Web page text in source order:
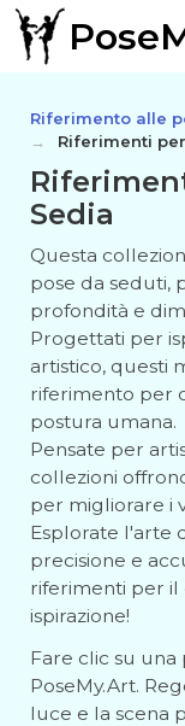
Riferimento alle
Riferimenti
Sedia
Questa
pose da seduti,
profondità e
Progettati per
artistico, questi
riferimento per
postura umana.
Pensate per
collezioni
per migliorare i
Esplorate l'arte
precisione e
riferimenti per il
ispirazione!
Fare clic su una
PoseMy.Art.
luce e la scena